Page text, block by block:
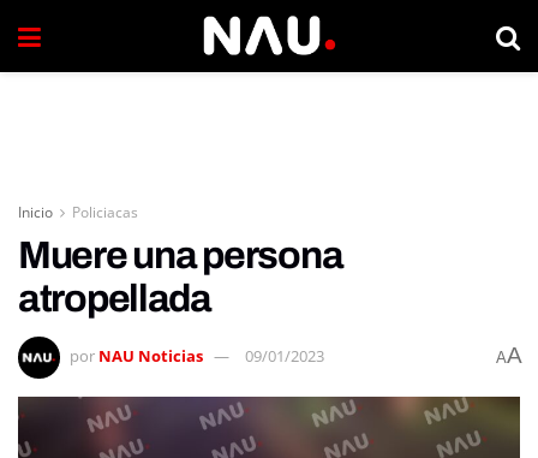
Inicio Policiacas
Muere una persona
atropellada
por NAU Noticias 09/01/2023 AA